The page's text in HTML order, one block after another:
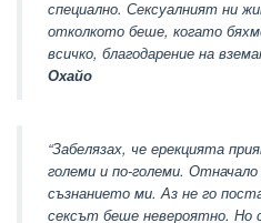
специално. Сексуалният ни
отколкото беше, когато
всичко, благодарение на
Охайо
“Забелязах, че ерекцията
големи и по-големи.
съзнанието ми. Аз не го
сексът беше невероятно. Но